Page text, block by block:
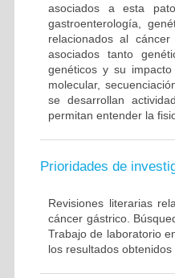
asociados a esta
gastroenterología,
relacionados al
asociados tanto
genéticos y su
molecular,
se desarrollan
permitan entender la
Prioridades de
Revisiones literarias
cáncer gástrico.
Trabajo de laboratorio
los resultados